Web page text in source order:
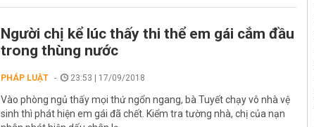
Người chị kể lúc thấy thi thể em gái cắm đầu
trong thùng nước
PHÁP LUẬT 23:53 | 17/09/2018
Vào phòng ngủ thấy mọi thứ ngổn ngang, bà Tuyết chạy vô nhà vệ
sinh thì phát hiện em gái đã chết. Kiểm tra tường nhà, chị của nạn